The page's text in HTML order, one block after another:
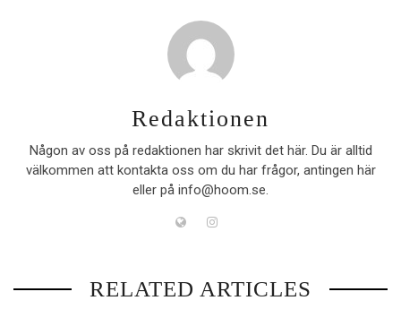
Redaktionen
Någon av oss på redaktionen har skrivit det här. Du är alltid
välkommen att kontakta oss om du har frågor, antingen här
eller på info@hoom.se.
RELATED ARTICLES